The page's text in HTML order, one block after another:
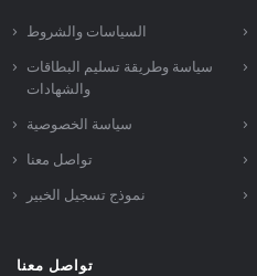
السياسات والشروط
سياسة وطريقة تسليم البطاقات
والشهادات
سياسة الخصوصية
تواصل معنا
نموذج تسجيل الخبير
تواصل معنا